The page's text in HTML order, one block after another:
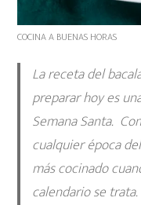
COCINA A BUENAS HORAS
La receta del
preparar hoy es
Semana Santa.
cualquier época
más cocinado
calendario se trata.